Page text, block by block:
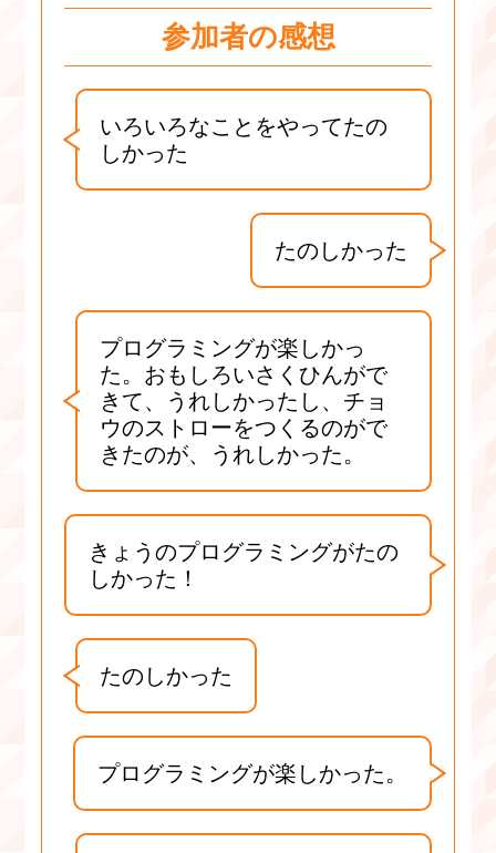
参加者の感想
いろいろなことをやってたの
しかった
たのしかった
プログラミングが楽しかっ
た。おもしろいさくひんがで
きて、うれしかったし、チョ
ウのストローをつくるのがで
きたのが、うれしかった。
きょうのプログラミングがたの
しかった！
たのしかった
プログラミングが楽しかった。